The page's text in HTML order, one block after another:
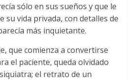
sólo en sus sueños y que le
su vida privada, con detalles de
más inquietante.
que comienza a convertirse
el paciente, queda olvidado
el retrato de un